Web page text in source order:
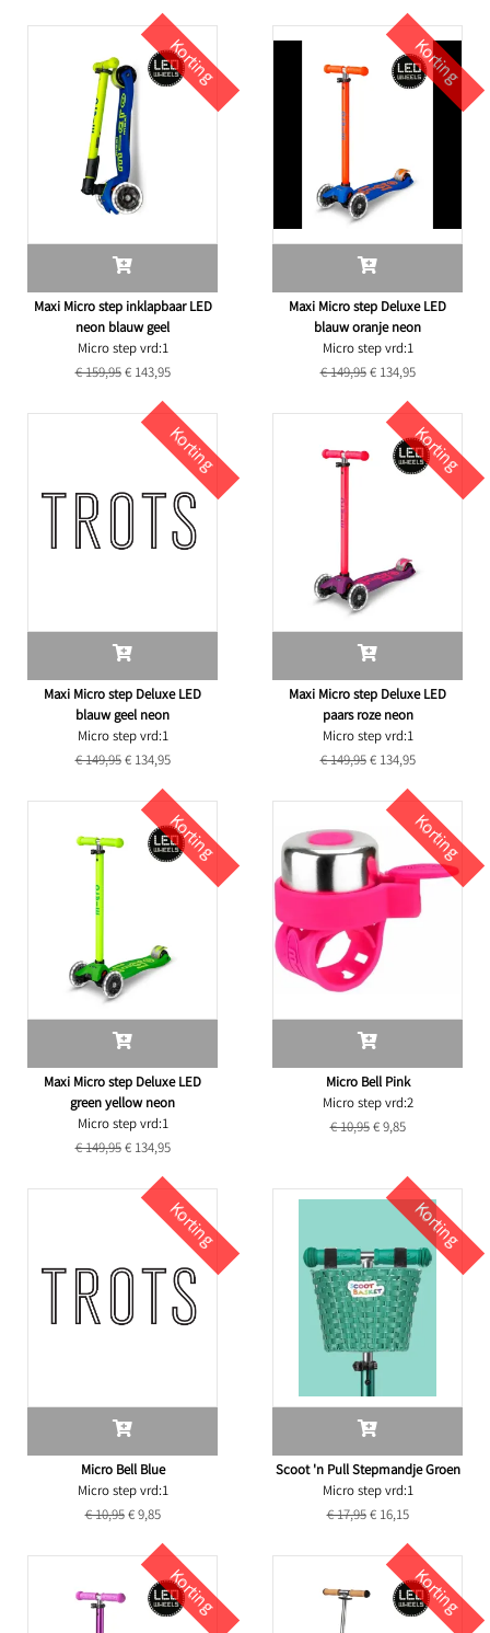
Korting
Maxi Micro step inklapbaar LED
neon blauw geel
Micro step vrd:1
€ 159,95€ 143,95
Korting
Maxi Micro step Deluxe LED
blauw oranje neon
Micro step vrd:1
€ 149,95€ 134,95
Korting
Maxi Micro step Deluxe LED
blauw geel neon
Micro step vrd:1
€ 149,95€ 134,95
Korting
Maxi Micro step Deluxe LED
paars roze neon
Micro step vrd:1
€ 149,95€ 134,95
Korting
Maxi Micro step Deluxe LED
green yellow neon
Micro step vrd:1
€ 149,95€ 134,95
Korting
Micro Bell Pink
Micro step vrd:2
€ 10,95€ 9,85
Korting
Micro Bell Blue
Micro step vrd:1
€ 10,95€ 9,85
Korting
Scoot 'n Pull Stepmandje Groen
Micro step vrd:1
€ 17,95€ 16,15
Korting Korting